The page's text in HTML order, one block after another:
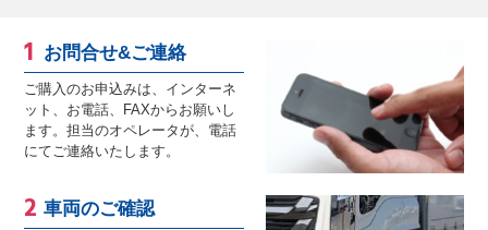
お問合せ&ご連絡
ご購入のお申込みは、インターネ
ット、お電話、FAXからお願いし
ます。担当のオペレータが、電話
にてご連絡いたします。
車両のご確認